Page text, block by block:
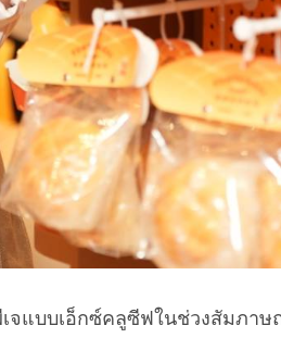
จแบบเอ็กซ์คลูซีฟในช่วงสัมภ